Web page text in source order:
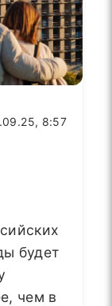
8:57
будет
чем в